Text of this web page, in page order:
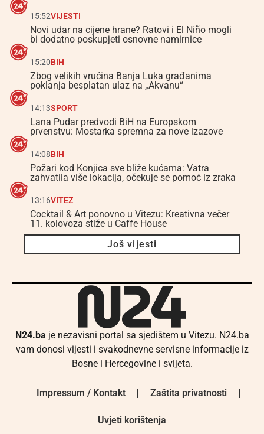
15:52VIJESTI
Novi udar na cijene hrane? Ratovi i El Niño mogli
bi dodatno poskupjeti osnovne namirnice
15:20BIH
Zbog velikih vrućina Banja Luka građanima
poklanja besplatan ulaz na „Akvanu“
14:13SPORT
Lana Pudar predvodi BiH na Europskom
prvenstvu: Mostarka spremna za nove izazove
14:08BIH
Požari kod Konjica sve bliže kućama: Vatra
zahvatila više lokacija, očekuje se pomoć iz zraka
13:16VITEZ
Cocktail & Art ponovno u Vitezu: Kreativna večer
11. kolovoza stiže u Caffe House
Još vijesti
N24.ba je nezavisni portal sa sjedištem u Vitezu. N24.ba
vam donosi vijesti i svakodnevne servisne informacije iz
Bosne i Hercegovine i svijeta.
Impressum / Kontakt Zaštita privatnosti
Uvjeti korištenja